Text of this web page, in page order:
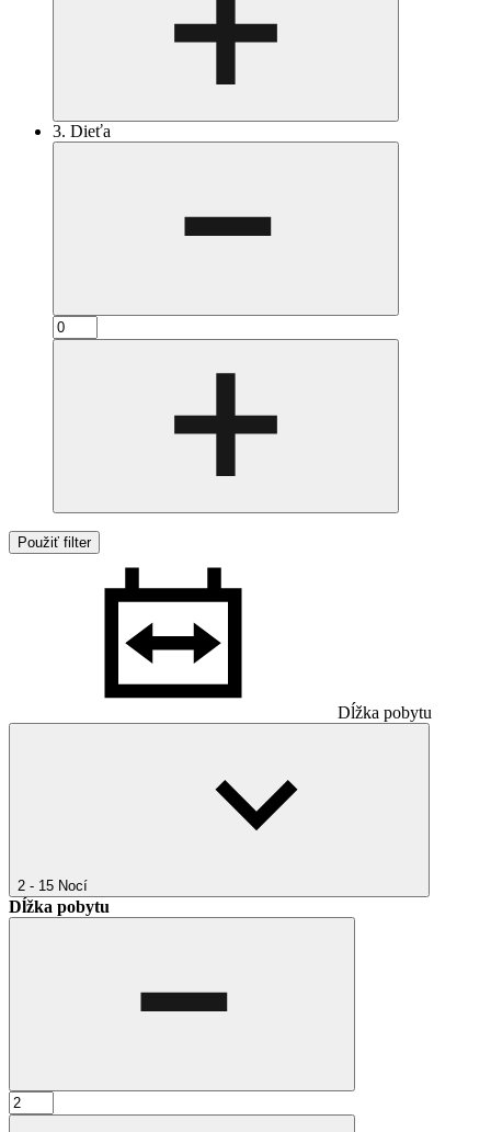
3. Dieťa
Použiť filter
Dĺžka pobytu
2 - 15 Nocí
Dĺžka pobytu